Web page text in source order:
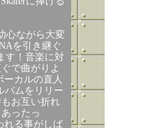
心ながら大変
を引き継ぐ
す！音楽に対
で曲がりよ
ーカルの直人
バムをリリー
お互い折れ
ったっ
れる事がしば